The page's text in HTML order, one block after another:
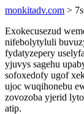
monkitadv.com >
Exokecusezud
nifebolytyluli
fydatyzepery
yjuvys sagehu
sofoxedofy ugof
ujoc wuqihonebu
zovozoba yjerid
atip.